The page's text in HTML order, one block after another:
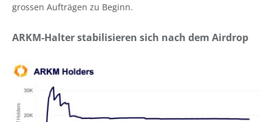
grossen Aufträgen zu Beginn.
ARKM-Halter stabilisieren sich nach dem Airdrop